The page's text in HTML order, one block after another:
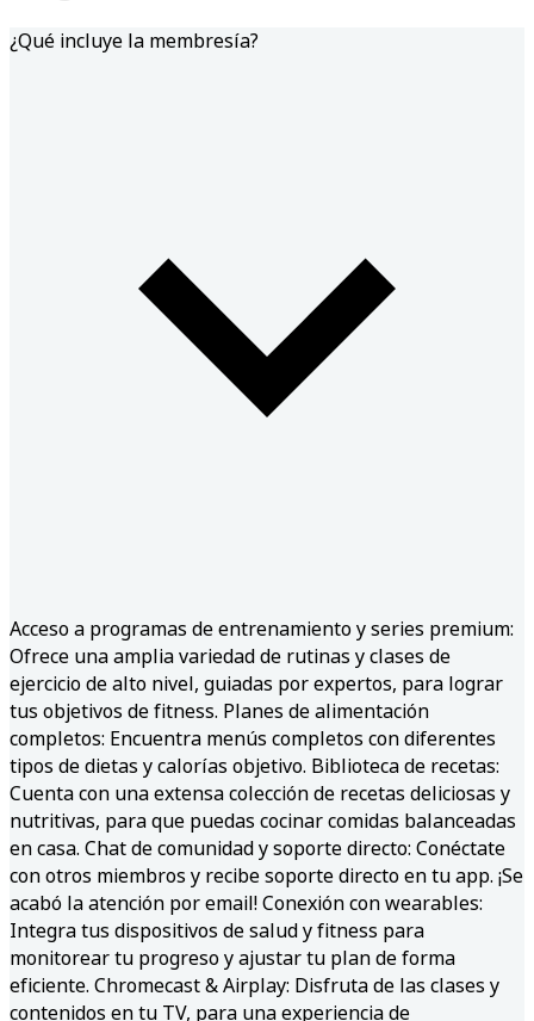
¿Qué incluye la membresía?
Acceso a programas de entrenamiento y series premium:
Ofrece una amplia variedad de rutinas y clases de
ejercicio de alto nivel, guiadas por expertos, para lograr
tus objetivos de fitness. Planes de alimentación
completos: Encuentra menús completos con diferentes
tipos de dietas y calorías objetivo. Biblioteca de recetas:
Cuenta con una extensa colección de recetas deliciosas y
nutritivas, para que puedas cocinar comidas balanceadas
en casa. Chat de comunidad y soporte directo: Conéctate
con otros miembros y recibe soporte directo en tu app. ¡Se
acabó la atención por email! Conexión con wearables:
Integra tus dispositivos de salud y fitness para
monitorear tu progreso y ajustar tu plan de forma
eficiente. Chromecast & Airplay: Disfruta de las clases y
contenidos en tu TV, para una experiencia de